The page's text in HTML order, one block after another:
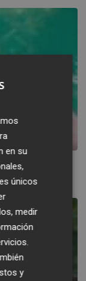
la luna:
en su
únicos
medir
y